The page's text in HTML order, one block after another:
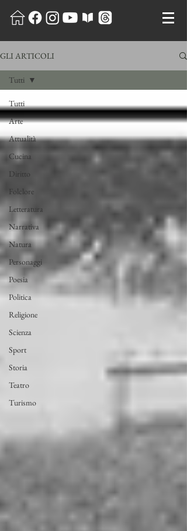
GLI ARTICOLI
Tutti
Arte
Attualità
Cucina
Diritto
Folclore
Letteratura
Narrativa
Natura
Personaggi
Poesia
Politica
Religione
Scienza
Sport
Storia
Teatro
Turismo
Tutti